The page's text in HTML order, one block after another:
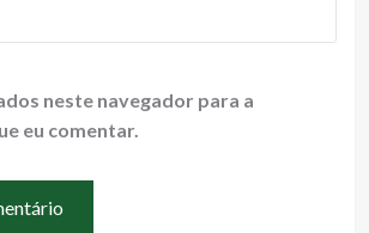
neste navegador para a
eu comentar.